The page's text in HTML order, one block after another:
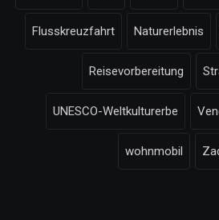
Flusskreuzfahrt Naturerlebnis
Reisevorbereitung
UNESCO-Weltkulturerbe
wohnmobil